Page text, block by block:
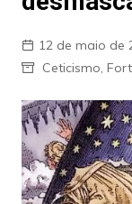
12 de maio de
Ceticismo